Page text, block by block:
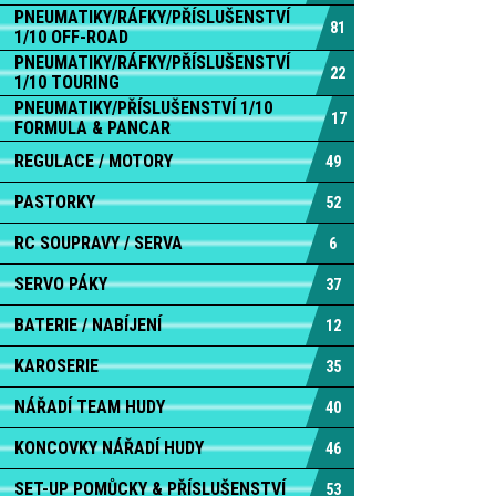
PNEUMATIKY/RÁFKY/PŘÍSLUŠENSTVÍ
1/10 OFF-ROAD
81
PNEUMATIKY/RÁFKY/PŘÍSLUŠENSTVÍ
1/10 TOURING
22
PNEUMATIKY/PŘÍSLUŠENSTVÍ 1/10
FORMULA & PANCAR
17
REGULACE / MOTORY 49
PASTORKY 52
RC SOUPRAVY / SERVA 6
SERVO PÁKY 37
BATERIE / NABÍJENÍ 12
KAROSERIE 35
NÁŘADÍ TEAM HUDY 40
KONCOVKY NÁŘADÍ HUDY 46
SET-UP POMŮCKY & PŘÍSLUŠENSTVÍ 53